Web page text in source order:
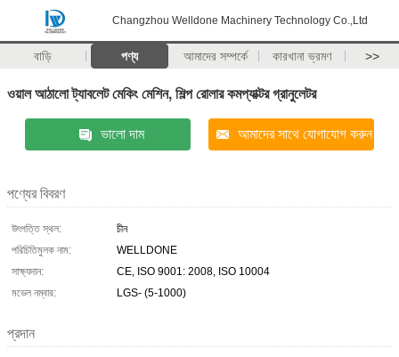
Changzhou Welldone Machinery Technology Co.,Ltd
বাড়ি পণ্য আমাদের সম্পর্কে কারখানা ভ্রমণ >>
ওয়াল আঠালো ট্যাবলেট মেকিং মেশিন, শিল্প রোলার কমপ্যাক্টর গ্রানুলেটর
ভালো দাম আমাদের সাথে যোগাযোগ করুন
পণ্যের বিবরণ
উৎপত্তি স্থল:
চীন
পরিচিতিমুলক নাম:
WELLDONE
সাক্ষ্যদান:
CE, ISO 9001: 2008, ISO 10004
মডেল নম্বার:
LGS- (5-1000)
প্রদান